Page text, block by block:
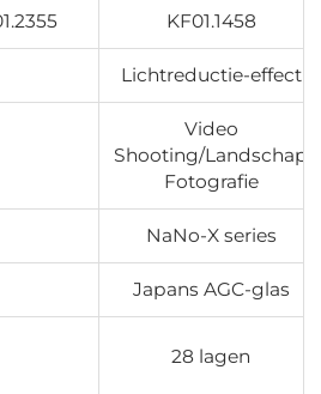
KF01.1458
Lichtreductie-effect
Video
Shooting/Landschap
Fotografie
NaNo-X series
Japans AGC-glas
28 lagen